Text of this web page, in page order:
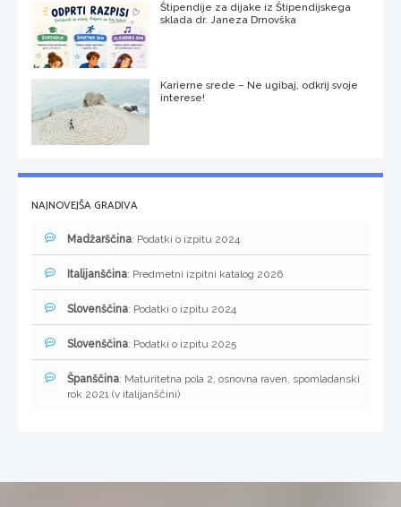
Štipendije za dijake iz Štipendijskega
sklada dr. Janeza Drnovška
Karierne srede – Ne ugibaj, odkrij svoje
interese!
NAJNOVEJŠA GRADIVA
Madžarščina: Podatki o izpitu 2024
Italijanščina: Predmetni izpitni katalog 2026
Slovenščina: Podatki o izpitu 2024
Slovenščina: Podatki o izpitu 2025
Španščina: Maturitetna pola 2, osnovna raven, spomladanski
rok 2021 (v italijanščini)